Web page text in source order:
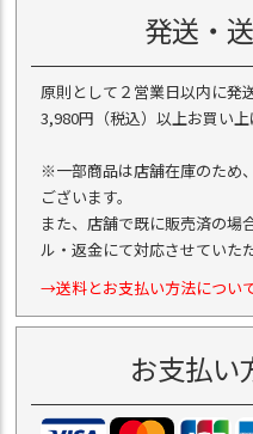
発送・
原則として２営業日以内に発
3,980円（税込）以上お買い上
※一部商品は店舗在庫のため
ございます。
また、店舗で既に販売済の場
ル・返金にて対応させていた
→送料とお支払い方法につい
お支払い